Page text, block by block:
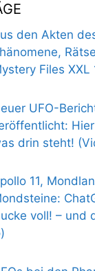
den Akten
Files XXL
UFO-
drin steht!
11,
voll! – und